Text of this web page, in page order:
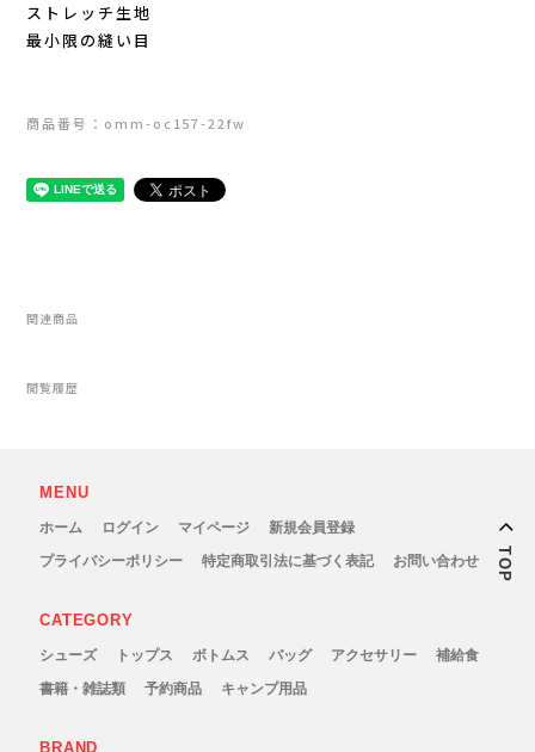
ranor(ラナー)
Simply Wonderful(シンプリーワンダフル)
ストレッチ生地
最小限の縫い目
商品番号：omm-oc157-22fw
関連商品
閲覧履歴
MENU
ホーム ログイン マイページ
新規会員登録
プライバシーポリシー
特定商取引法に基づく表記 お問い合わせ
CATEGORY
シューズ トップス ボトムス バッグ アクセサリー
補給食
書籍・雑誌類
予約商品 キャンプ用品
BRAND
TOP